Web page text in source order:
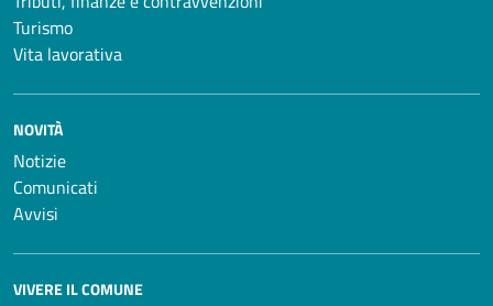
Turismo
Vita lavorativa
NOVITÀ
Notizie
Comunicati
Avvisi
VIVERE IL COMUNE